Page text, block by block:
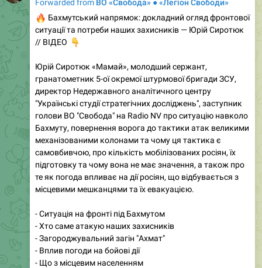
Forwarded from ВО «Свобода» ● «Легіон Свободи»
Бахмутський напрямок: докладний огляд фронтової
ситуації та потреби наших захисників — Юрій Сиротюк
// ВІДЕО
Юрій Сиротюк «Мамай», молодший сержант,
гранатометник 5-ої окремої штурмової бригади ЗСУ,
директор Недержавного аналітичного центру
"Українські студії стратегічних досліджень", заступник
голови ВО "Свобода" на Radio NV про ситуацію навколо
Бахмуту, повернення ворога до тактики атак великими
механізованими колонами та чому ця тактика є
самовбивчою, про кількість мобілізованих росіян, їх
підготовку та чому вона не має значення, а також про
те як погода впливає на дії росіян, що відбувається з
місцевими мешканцями та їх евакуацією.
- Ситуація на фронті під Бахмутом
- Хто саме атакую наших захисників
- Загороджувальний загін "Ахмат"
- Вплив погоди на бойові дії
- Що з місцевим населенням